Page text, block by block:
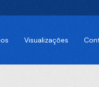
Visualizações